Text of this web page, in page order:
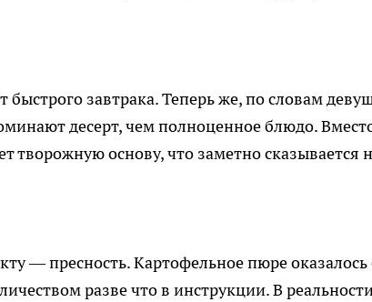
завтрака. Теперь же, по словам
десерт, чем полноценное блюдо.
творожную основу, что заметно сказывается
— пресность. Картофельное пюре
разве что в инструкции. В